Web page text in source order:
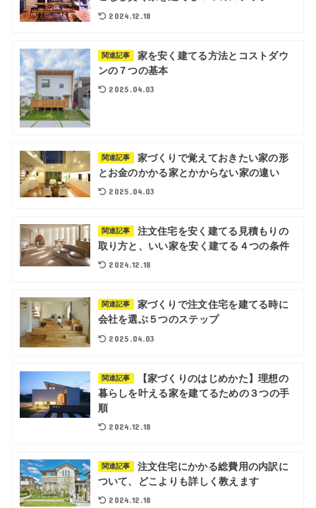
2024.12.18
関連記事
家を安く建てる方法とコストダウ
ンの７つの基本
2025.04.03
関連記事
家づくりで覚えておきたい家の形
とお金のかかる家とかからない家の違い
2025.04.03
関連記事
注文住宅を安く建てる見積もりの
取り方と、いい家を安く建てる４つの条件
2024.12.18
関連記事
家づくりで注文住宅を建てる時に
会社を選ぶ５つのステップ
2025.04.03
関連記事
【家づくりのはじめかた】理想の
暮らしを叶える家を建てるための３つの手
順
2024.12.18
関連記事
注文住宅にかかる総費用の内訳に
ついて、どこよりも詳しく教えます
2024.12.18